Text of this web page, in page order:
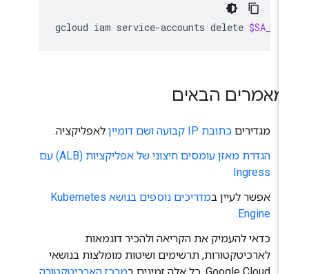
gcloud iam service-accounts delete
הבאים
מגדיריםכתובת IP קבועה ושם דומיין
לאפליקציה.
הגדרת מאזן עומסים חיצוני של אפליקציות (ALB) עם
Ingress
אפשר לעיין ב
מדריכים נוספים בנושא Kubernetes
Engine
.
כדאי להעמיק את הקריאה ולהכיר דוגמאות
לארכיטקטורות, תרשימים ושיטות מומלצות בנושאי